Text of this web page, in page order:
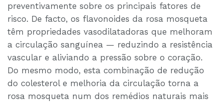
preventivamente sobre os principais fatores de
risco. De facto, os flavonoides da rosa mosqueta
têm propriedades vasodilatadoras que melhoram
a circulação sanguínea — reduzindo a resistência
vascular e aliviando a pressão sobre o coração.
Do mesmo modo, esta combinação de redução
do colesterol e melhoria da circulação torna a
rosa mosqueta num dos remédios naturais mais